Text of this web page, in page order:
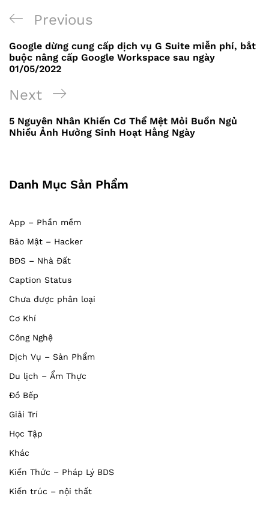
hướng
bài
viết
Previous
Post
Previous
Google dừng cung cấp dịch vụ G Suite miễn phí, bắt
buộc nâng cấp Google Workspace sau ngày
01/05/2022
Next
Post
Next
5 Nguyên Nhân Khiến Cơ Thể Mệt Mỏi Buồn Ngủ
Nhiều Ảnh Hưởng Sinh Hoạt Hằng Ngày
Danh Mục Sản Phẩm
App – Phần mềm
Bảo Mật – Hacker
BĐS – Nhà Đất
Caption Status
Chưa được phân loại
Cơ Khí
Công Nghệ
Dịch Vụ – Sản Phẩm
Du lịch – Ẩm Thực
Đồ Bếp
Giải Trí
Học Tập
Khác
Kiến Thức – Pháp Lý BDS
Kiến trúc – nội thất